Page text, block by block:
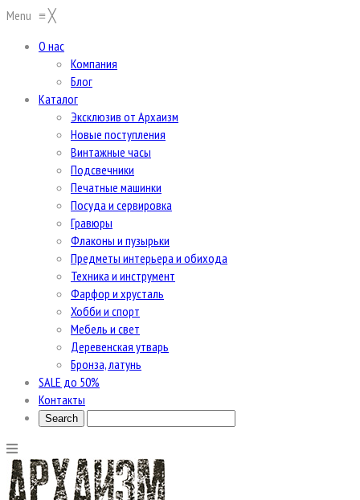
Menu ≡╳
О нас
Компания
Блог
Каталог
Эксклюзив от Архаизм
Новые поступления
Винтажные часы
Подсвечники
Печатные машинки
Посуда и сервировка
Гравюры
Флаконы и пузырьки
Предметы интерьера и обихода
Техника и инструмент
Фарфор и хрусталь
Хобби и спорт
Мебель и свет
Деревенская утварь
Бронза, латунь
SALE до 50%
Контакты